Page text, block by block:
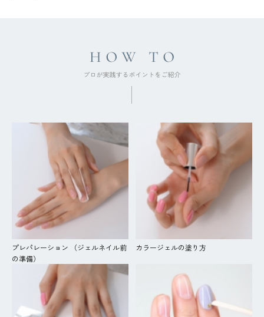
プレパレーション （ジェルネイル前
の準備）
カラージェルの塗り方